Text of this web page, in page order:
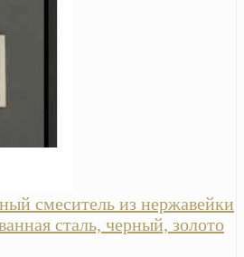
смеситель из нержавейки
сталь, черный, золото